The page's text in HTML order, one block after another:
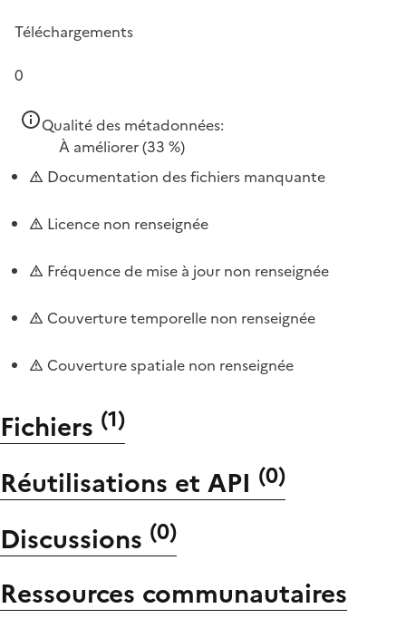
Téléchargements
0
Qualité des métadonnées:
À améliorer(33 %)
Documentation des fichiers manquante
Licence non renseignée
Fréquence de mise à jour non renseignée
Couverture temporelle non renseignée
Couverture spatiale non renseignée
Fichiers (1)
Réutilisations et API (0)
Discussions (0)
Ressources communautaires